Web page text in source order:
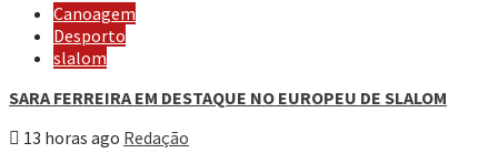
Canoagem
Desporto
slalom
SARA FERREIRA EM DESTAQUE NO EUROPEU DE SLALOM
13 horas ago Redação